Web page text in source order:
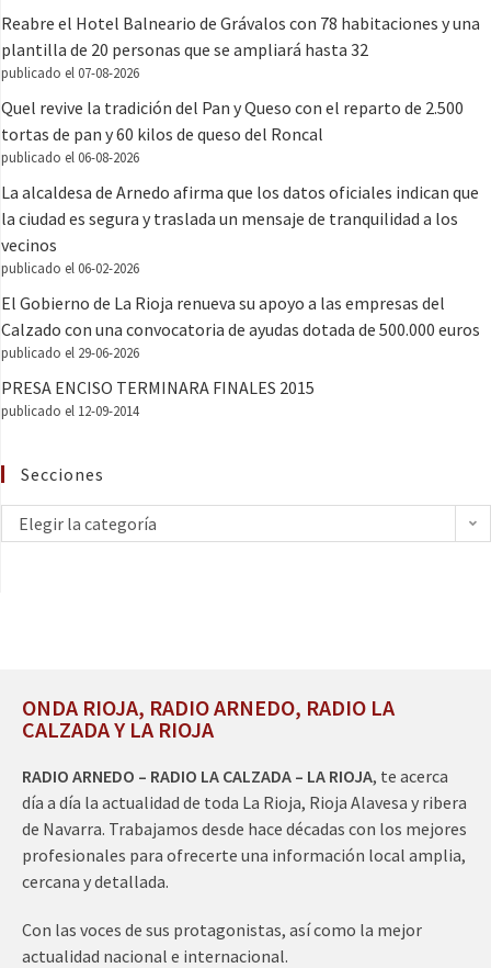
Reabre el Hotel Balneario de Grávalos con 78 habitaciones y una
plantilla de 20 personas que se ampliará hasta 32
publicado el 07-08-2026
Quel revive la tradición del Pan y Queso con el reparto de 2.500
tortas de pan y 60 kilos de queso del Roncal
publicado el 06-08-2026
La alcaldesa de Arnedo afirma que los datos oficiales indican que
la ciudad es segura y traslada un mensaje de tranquilidad a los
vecinos
publicado el 06-02-2026
El Gobierno de La Rioja renueva su apoyo a las empresas del
Calzado con una convocatoria de ayudas dotada de 500.000 euros
publicado el 29-06-2026
PRESA ENCISO TERMINARA FINALES 2015
publicado el 12-09-2014
Secciones
Elegir la categoría
ONDA RIOJA, RADIO ARNEDO, RADIO LA
CALZADA Y LA RIOJA
RADIO ARNEDO – RADIO LA CALZADA – LA RIOJA, te acerca
día a día la actualidad de toda La Rioja, Rioja Alavesa y ribera
de Navarra. Trabajamos desde hace décadas con los mejores
profesionales para ofrecerte una información local amplia,
cercana y detallada.
Con las voces de sus protagonistas, así como la mejor
actualidad nacional e internacional.